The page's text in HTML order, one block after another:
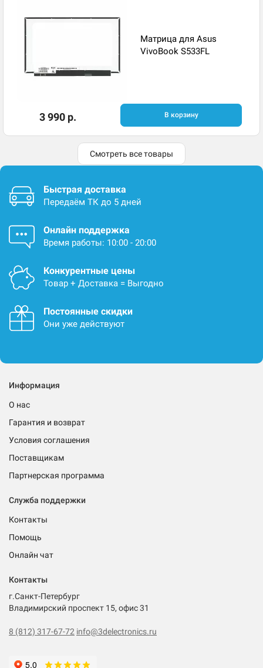
Матрица для Asus
VivoBook S533FL
3 990 р. В корзину
Смотреть все товары
Быстрая доставка
Передаём ТК до 5 дней
Онлайн поддержка
Время работы: 10:00 - 20:00
Конкурентные цены
Товар + Доставка = Выгодно
Постоянные скидки
Они уже действуют
Информация
О нас
Гарантия и возврат
Условия соглашения
Поставщикам
Партнерская программа
Служба поддержки
Контакты
Помощь
Онлайн чат
Контакты
г.Санкт-Петербург
Владимирский проспект 15, офис 31
8 (812) 317-67-72 info@3delectronics.ru